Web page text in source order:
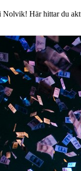
Här hittar du